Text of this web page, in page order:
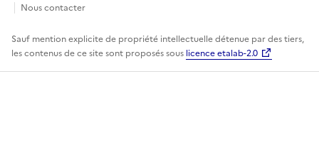
Nous contacter
Sauf mention explicite de propriété intellectuelle détenue par des tiers,
les contenus de ce site sont proposés sous licence etalab-2.0